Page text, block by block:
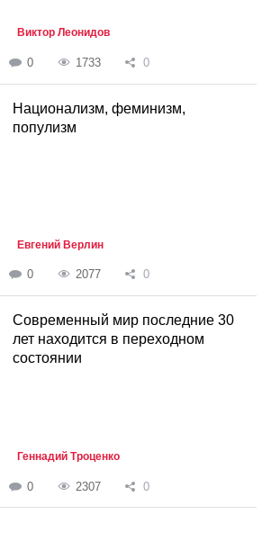
Виктор Леонидов
0 1733 0
Национализм, феминизм,
популизм
Евгений Верлин
0 2077 0
Современный мир последние 30
лет находится в переходном
состоянии
Геннадий Троценко
0 2307 0